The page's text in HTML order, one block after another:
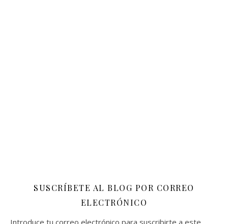
SUSCRÍBETE AL BLOG POR CORREO
ELECTRÓNICO
Introduce tu correo electrónico para suscribirte a este